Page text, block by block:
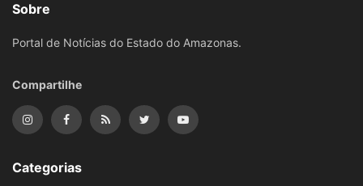
Sobre
Portal de Notícias do Estado do Amazonas.
Compartilhe
Categorias